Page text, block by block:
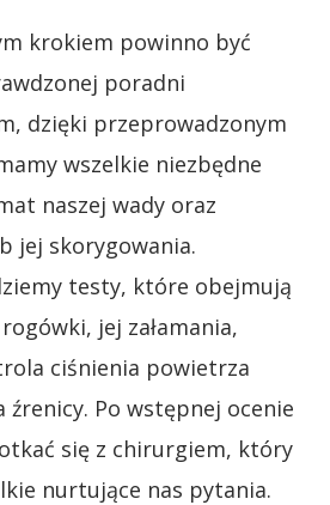
krokiem powinno być
poradni
dzięki przeprowadzonym
wszelkie niezbędne
naszej wady oraz
jej skorygowania.
testy, które obejmują
jej załamania,
ciśnienia powietrza
źrenicy. Po wstępnej ocenie
się z chirurgiem, który
nurtujące nas pytania.